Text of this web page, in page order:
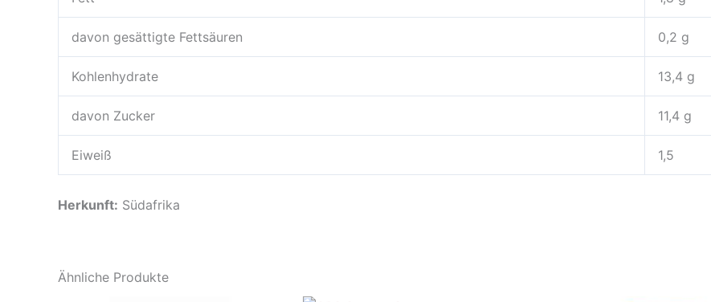
davon gesättigte Fettsäuren 0,2 g
Kohlenhydrate 13,4 g
davon Zucker 11,4 g
Eiweiß 1,5
Herkunft: Südafrika
Ähnliche Produkte